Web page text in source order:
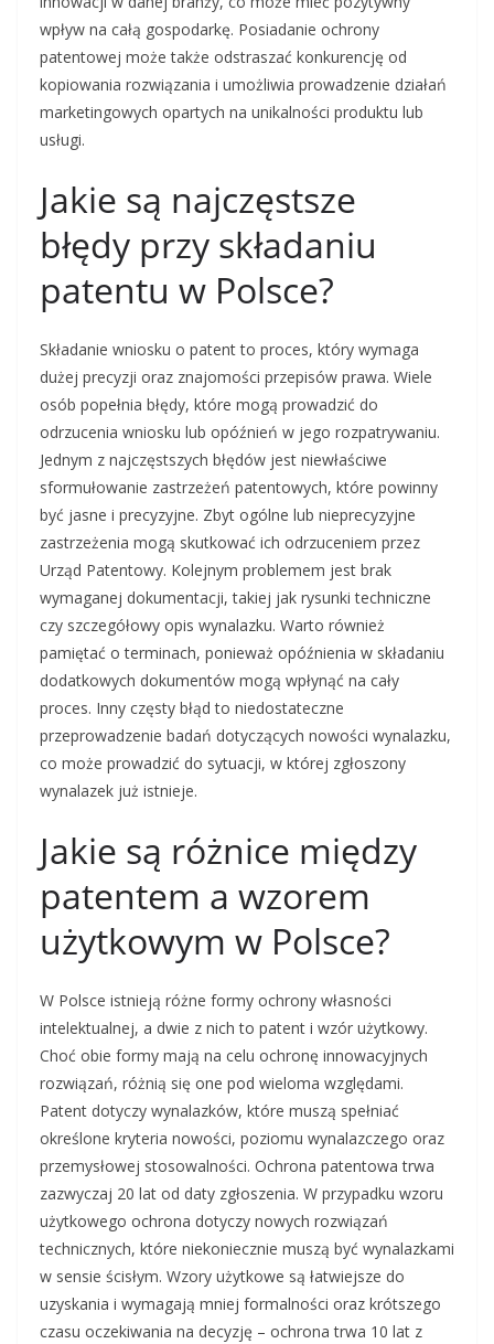
wpływ na całą gospodarkę. Posiadanie ochrony
patentowej może także odstraszać konkurencję od
kopiowania rozwiązania i umożliwia prowadzenie działań
marketingowych opartych na unikalności produktu lub
usługi.
Jakie są najczęstsze
błędy przy składaniu
patentu w Polsce?
Składanie wniosku o patent to proces, który wymaga
dużej precyzji oraz znajomości przepisów prawa. Wiele
osób popełnia błędy, które mogą prowadzić do
odrzucenia wniosku lub opóźnień w jego rozpatrywaniu.
Jednym z najczęstszych błędów jest niewłaściwe
sformułowanie zastrzeżeń patentowych, które powinny
być jasne i precyzyjne. Zbyt ogólne lub nieprecyzyjne
zastrzeżenia mogą skutkować ich odrzuceniem przez
Urząd Patentowy. Kolejnym problemem jest brak
wymaganej dokumentacji, takiej jak rysunki techniczne
czy szczegółowy opis wynalazku. Warto również
pamiętać o terminach, ponieważ opóźnienia w składaniu
dodatkowych dokumentów mogą wpłynąć na cały
proces. Inny częsty błąd to niedostateczne
przeprowadzenie badań dotyczących nowości wynalazku,
co może prowadzić do sytuacji, w której zgłoszony
wynalazek już istnieje.
Jakie są różnice między
patentem a wzorem
użytkowym w Polsce?
W Polsce istnieją różne formy ochrony własności
intelektualnej, a dwie z nich to patent i wzór użytkowy.
Choć obie formy mają na celu ochronę innowacyjnych
rozwiązań, różnią się one pod wieloma względami.
Patent dotyczy wynalazków, które muszą spełniać
określone kryteria nowości, poziomu wynalazczego oraz
przemysłowej stosowalności. Ochrona patentowa trwa
zazwyczaj 20 lat od daty zgłoszenia. W przypadku wzoru
użytkowego ochrona dotyczy nowych rozwiązań
technicznych, które niekoniecznie muszą być wynalazkami
w sensie ścisłym. Wzory użytkowe są łatwiejsze do
uzyskania i wymagają mniej formalności oraz krótszego
czasu oczekiwania na decyzję – ochrona trwa 10 lat z